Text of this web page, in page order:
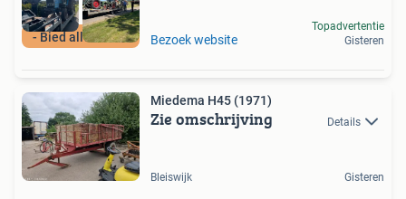
- Bied alles aan - Bezoek website
Topadvertentie
Gisteren
Miedema H45 (1971)
Zie omschrijving Details
Bleiswijk Gisteren